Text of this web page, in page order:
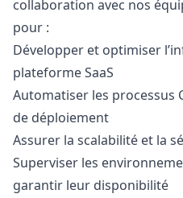
collaboration avec nos
pour :
Développer et optimiser
plateforme SaaS
Automatiser les processus
de déploiement
Assurer la scalabilité et la
Superviser les
garantir leur disponibilité